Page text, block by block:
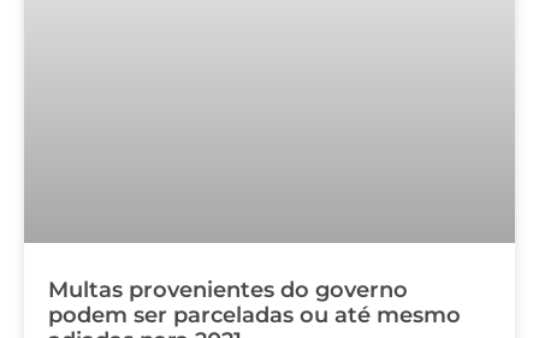
Multas provenientes do governo
podem ser parceladas ou até mesmo